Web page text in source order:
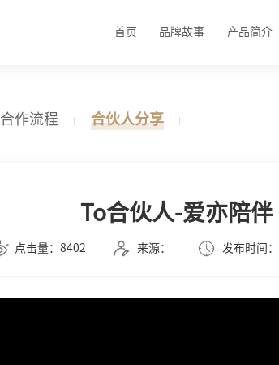
首页 品牌故事 产品简介
合作流程 合伙人分享
To合伙人-爱亦陪伴
点击量：8402 来源： 发布时间